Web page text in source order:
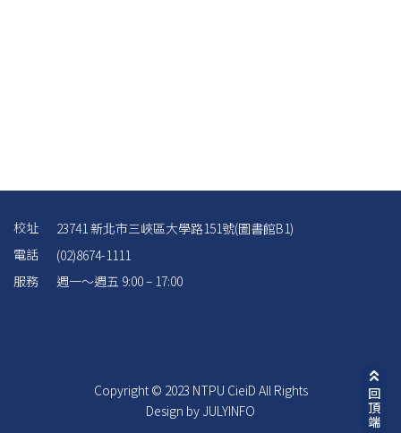
校址
23741 新北市三峽區大學路151號(圖書館B1)
電話
(02)8674-1111
服務
週一～週五 9:00 – 17:00
Copyright © 2023 NTPU CieiD All Rights
Design by JULYINFO
回
頂
端